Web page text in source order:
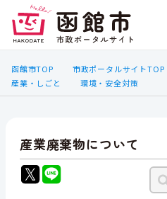
函館市TOP 市政ポータルサイトTOP
産業・しごと
環境・安全対策
産業廃棄物について